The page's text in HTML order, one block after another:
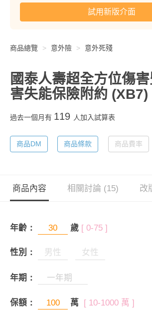
試用新版介面
商品總覽 意外險 意外死殘
國泰人壽超全方位傷
害失能保險附約 (XB7)
過去一個月有 119 人加入試算表
商品DM 商品條款 商品費率
商品內容 相關討論 (15) 改
年齡： 歲 [ 0-75 ]
性別： 男性 女性
年期：
保額： 萬 [ 10-1000 萬 ]